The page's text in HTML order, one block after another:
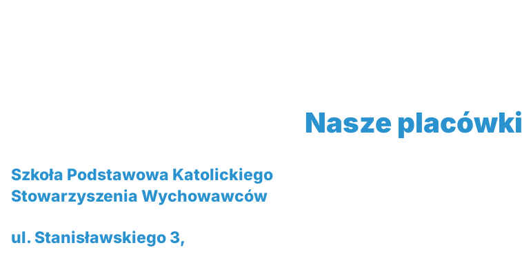
Nasze placówki
Szkoła Podstawowa Katolickiego
Stowarzyszenia Wychowawców
ul. Stanisławskiego 3,